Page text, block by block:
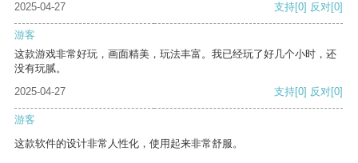
2025-04-27 支持[0] 反对[0]
游客
这款游戏非常好玩，画面精美，玩法丰富。我已经玩了好几个小时，还
没有玩腻。
2025-04-27
支持[0] 反对[0]
游客
这款软件的设计非常人性化，使用起来非常舒服。